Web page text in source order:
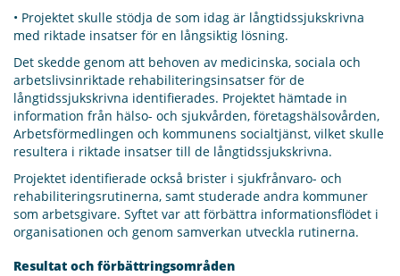
• Projektet skulle stödja de som idag är långtidssjukskrivna
med riktade insatser för en långsiktig lösning.
Det skedde genom att behoven av medicinska, sociala och
arbetslivsinriktade rehabiliteringsinsatser för de
långtidssjukskrivna identifierades. Projektet hämtade in
information från hälso- och sjukvården, företagshälsovården,
Arbetsförmedlingen och kommunens socialtjänst, vilket skulle
resultera i riktade insatser till de långtidssjukskrivna.
Projektet identifierade också brister i sjukfrånvaro- och
rehabiliteringsrutinerna, samt studerade andra kommuner
som arbetsgivare. Syftet var att förbättra informationsflödet i
organisationen och genom samverkan utveckla rutinerna.
Resultat och förbättringsområden